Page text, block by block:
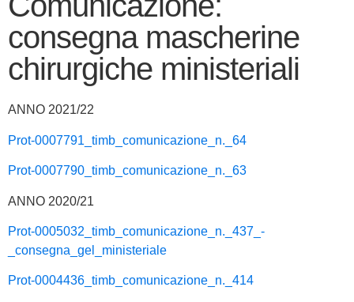
consegna mascherine
chirurgiche ministeriali
ANNO 2021/22
Prot-0007791_timb_comunicazione_n._64
Prot-0007790_timb_comunicazione_n._63
ANNO 2020/21
Prot-0005032_timb_comunicazione_n._437_-
_consegna_gel_ministeriale
Prot-0004436_timb_comunicazione_n._414